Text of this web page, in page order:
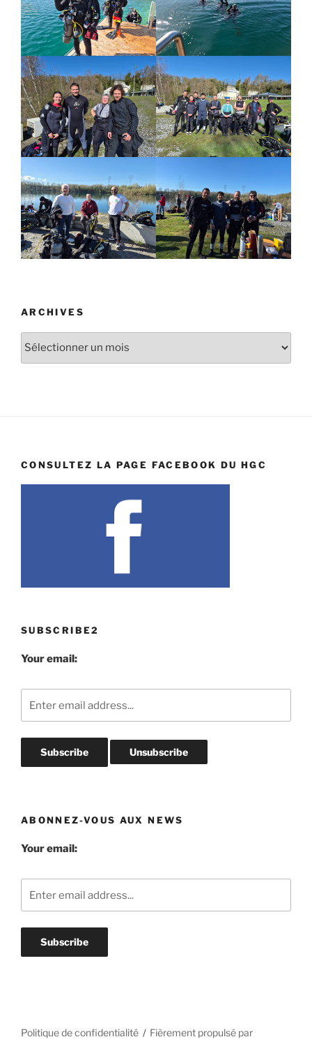
ARCHIVES
Archives
CONSULTEZ LA PAGE FACEBOOK DU HGC
SUBSCRIBE2
Your email:
ABONNEZ-VOUS AUX NEWS
Your email:
Politique de confidentialité
Fièrement propulsé par